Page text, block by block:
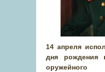
14 апреля
дня рождения
оружейного